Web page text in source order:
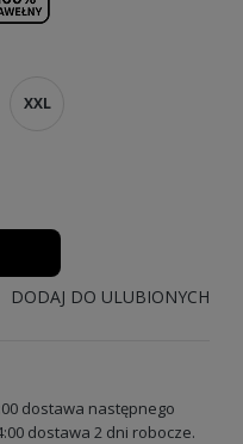
XXL
DODAJ DO ULUBIONYCH
dostawa następnego
dostawa 2 dni robocze.